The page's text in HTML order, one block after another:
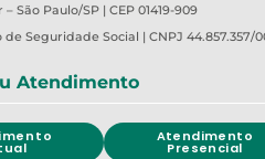
São Paulo/SP | CEP 01419-909
Seguridade Social | CNPJ 44.857.357/
Atendimento
Atendimento
Presencial